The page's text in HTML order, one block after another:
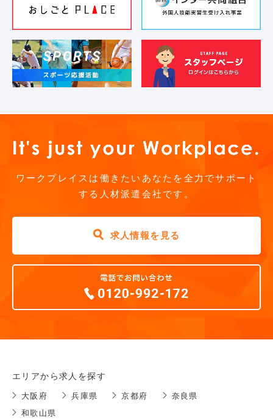
ワークプレイスは働きたいあなたを全力でサポート
する人材派遣会社です。
求人情報を見る
エリアから求人を探す
大阪府 兵庫県 京都府
奈良県
和歌山県